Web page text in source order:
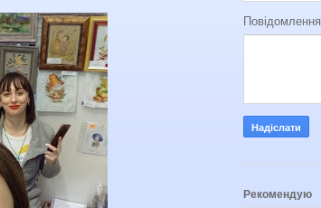
Повідомлення
Рекомендую